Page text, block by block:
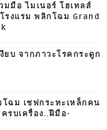
มมือ ไมเนอร์ โฮเทลส์
รงแรม พลิกโฉม Grand
บ จากภาวะโรคกระดูก
ฉม เชฟกระทะเหล็กคน
รบเครื่อง..ฝีมือ-